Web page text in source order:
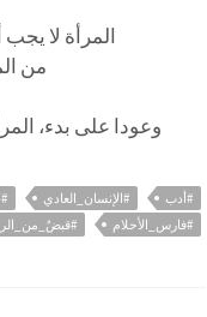
المرأة لا
من
وعودا على بدء،
#أدب #الإنسان_العادي
#فارس_الأحلام